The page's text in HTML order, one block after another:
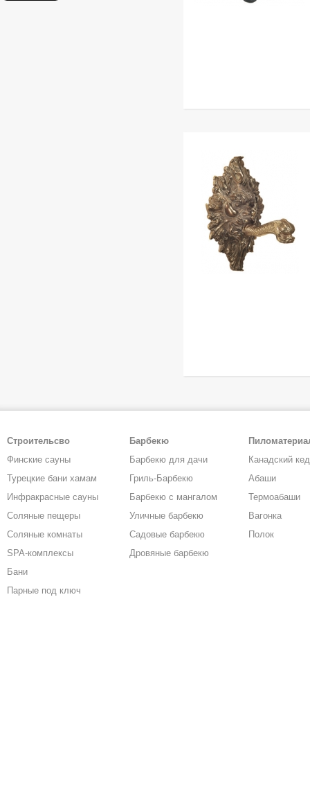
Строительсво
Финские сауны
Турецкие бани хамам
Инфракрасные сауны
Соляные пещеры
Соляные комнаты
SPA-комплексы
Бани
Парные под ключ
Барбекю
Барбекю для дачи
Гриль-Барбекю
Барбекю с мангалом
Уличные барбекю
Садовые барбекю
Дровяные барбекю
Канадский
Абаши
Термоабаши
Вагонка
Полок